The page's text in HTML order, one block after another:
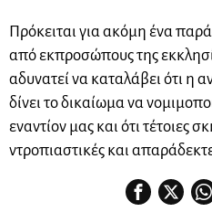
Πρόκειται για ακόμη ένα
από εκπροσώπους της
αδυνατεί να καταλάβει ότι η
δίνει το δικαίωμα να
εναντίον μας και ότι τέτοιες
ντροπιαστικές και